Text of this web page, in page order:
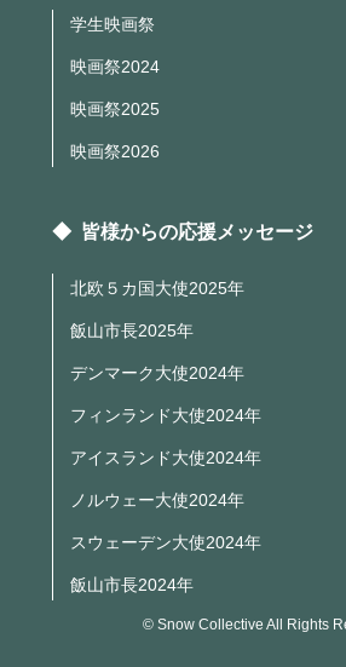
学生映画祭
映画祭2024
映画祭2025
映画祭2026
◆ 皆様からの応援メッセージ
北欧５カ国大使2025年
飯山市長2025年
デンマーク大使2024年
フィンランド大使2024年
アイスランド大使2024年
ノルウェー大使2024年
スウェーデン大使2024年
飯山市長2024年
© Snow Collective All Rights